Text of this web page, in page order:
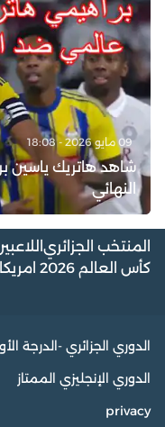
09 مايو 2026 - 18:08
شاهد هاتريك ياسين
النهائي
المنتخب الجزائري
كأس العالم 2026 امريكا
الدوري الجزائري -الدرجة
الدوري الإنجليزي الممتاز
privacy